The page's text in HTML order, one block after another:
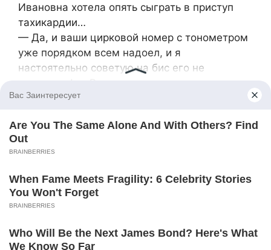
Ивановна хотела опять сыграть в приступ
тахикардии…
— Да, и ваши цирковой номер с тонометром
уже порядком всем надоел, и я
настоятельно советую на бис его не
развернулась и пошла к себе домой.
взмолилась мать на сына.
— Мама, это ты не права! Уж Валя
по поводу «кто хозяйка в доме», так ты еще
и решила нашу семью развести?
— Да ничего я не хотела, Саш, просто
абонемент на курс дорогущих